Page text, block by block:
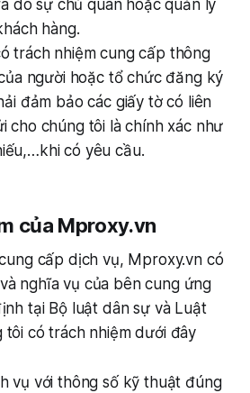
do sự chủ quan hoặc quản lý
hàng.
trách nhiệm cung cấp thông
người hoặc tổ chức đăng ký
đảm bảo các giấy tờ có liên
cho chúng tôi là chính xác như
có yêu cầu.
của Mproxy.vn
cấp dịch vụ, Mproxy.vn có
nghĩa vụ của bên cung ứng
tại Bộ luật dân sự và Luật
tôi có trách nhiệm dưới đây
vụ với thông số kỹ thuật đúng